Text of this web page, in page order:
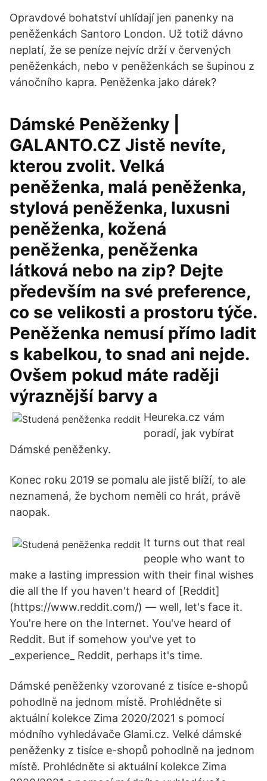
Opravdové bohatství uhlídají jen panenky na
peněženkách Santoro London. Už totiž dávno
neplatí, že se peníze nejvíc drží v červených
peněženkách, nebo v peněženkách se šupinou z
vánočního kapra. Peněženka jako dárek?
Dámské Peněženky |
GALANTO.CZ Jistě nevíte,
kterou zvolit. Velká
peněženka, malá peněženka,
stylová peněženka, luxusni
peněženka, kožená
peněženka, peněženka
látková nebo na zip? Dejte
především na své preference,
co se velikosti a prostoru týče.
Peněženka nemusí přímo ladit
s kabelkou, to snad ani nejde.
Ovšem pokud máte raději
výraznější barvy a
Heureka.cz vám
poradí, jak vybírat
Dámské peněženky.
Konec roku 2019 se pomalu ale jistě blíží, to ale
neznamená, že bychom neměli co hrát, právě
naopak.
It turns out that real
people who want to
make a lasting impression with their final wishes
die all the If you haven't heard of [Reddit]
(https://www.reddit.com/) — well, let's face it.
You're here on the Internet. You've heard of
Reddit. But if somehow you've yet to
_experience_ Reddit, perhaps it's time.
Dámské peněženky vzorované z tisíce e-shopů
pohodlně na jednom místě. Prohlédněte si
aktuální kolekce Zima 2020/2021 s pomocí
módního vyhledávače Glami.cz. Velké dámské
peněženky z tisíce e-shopů pohodlně na jednom
místě. Prohlédněte si aktuální kolekce Zima